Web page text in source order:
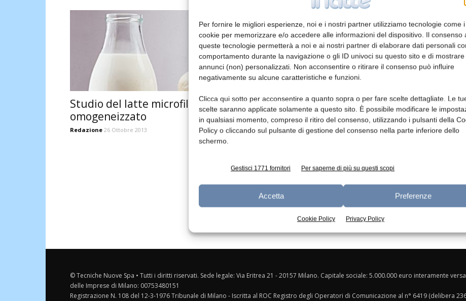
Per fornire le migliori esperienze, noi e i nostri partner utilizziamo tecnologie come i
cookie per memorizzare e/o accedere alle informazioni del dispositivo. Il consenso
queste tecnologie permetterà a noi e ai nostri partner di elaborare dati personali
comportamento durante la navigazione o gli ID univoci su questo sito e di mostrare
annunci (non) personalizzati. Non acconsentire o ritirare il consenso può influire
negativamente su alcune caratteristiche e funzioni.
Clicca qui sotto per acconsentire a quanto sopra o per fare scelte dettagliate. Le
scelte saranno applicate solamente a questo sito. È possibile modificare le
in qualsiasi momento, compreso il ritiro del consenso, utilizzando i pulsanti della
Policy o cliccando sul pulsante di gestione del consenso nella parte inferiore dello
schermo.
Gestisci 1771 fornitori Per saperne di più su questi scopi
Accetta Preferenze
Cookie Policy Privacy Policy
Studio del latte microfiltrato e
omogeneizzato
Redazione 26 Ottobre 2013
n.7
© Tecniche Nuove Spa • Tutti i diritti riservati. Sede legale: Via Eritrea 21 - 20157 Milano. Capitale sociale: 5.000.000 euro interamente
delle Imprese di Milano: 00753480151
Registrazione N. 108 del 12-3-1976 Tribunale di Milano - Iscritta al ROC Registro degli Operatori di Comunicazione al n° 6419 (delibera